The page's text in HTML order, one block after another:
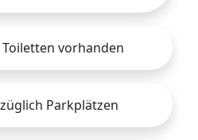
vorhanden
Parkplätzen